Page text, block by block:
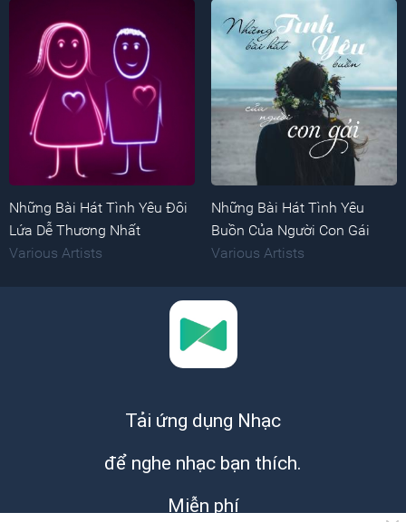
Những Bài Hát Tình Yêu Đôi
Lứa Dễ Thương Nhất
Various Artists
Những Bài Hát Tình Yêu
Buồn Của Người Con Gái
Various Artists
Tải ứng dụng Nhạc
để nghe nhạc bạn thích.
Miễn phí